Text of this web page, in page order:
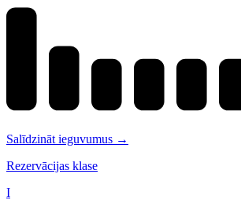
Salīdzināt ieguvumus →
Rezervācijas klase
I